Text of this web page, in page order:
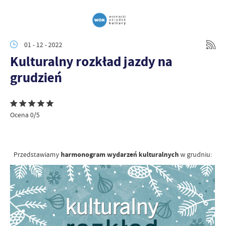
01 - 12 - 2022
Kulturalny rozkład jazdy na
grudzień
Ocena 0/5
Przedstawiamy harmonogram wydarzeń kulturalnychw grudniu: